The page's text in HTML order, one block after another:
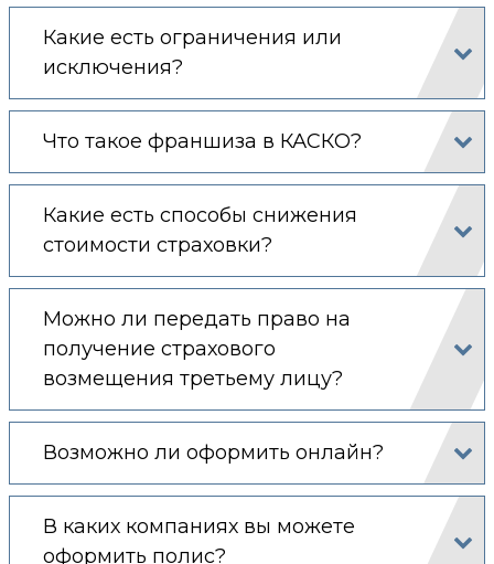
Какие есть ограничения или
исключения?
Что такое франшиза в КАСКО?
Какие есть способы снижения
стоимости страховки?
Можно ли передать право на
получение страхового
возмещения третьему лицу?
Возможно ли оформить онлайн?
В каких компаниях вы можете
оформить полис?